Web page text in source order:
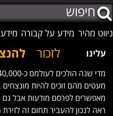
ניווט מהיר מידע על קבורה
לזכור עלינו
מעטים מהם זוכים להיות
מאפשרים לפרסם מודעות אבל
ראה לנכון להעביר תחום זה